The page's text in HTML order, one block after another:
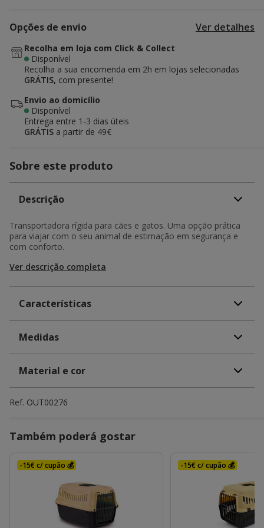
Opções de envio Ver detalhes
Recolha em loja com Click & Collect
Disponível
Recolha a sua encomenda em 2h em lojas selecionadas
GRÁTIS, com presente!
Envio ao domicílio
Disponível
Entrega entre 1-3 dias úteis
GRÁTIS a partir de 49€
Sobre este produto
Descrição
Transportadora rígida para cães e gatos. Uma opção prática
para viajar com o seu animal de estimação em segurança e
com conforto.
Ver descrição completa
Características
Medidas
Material e cor
Ref. OUT00276
Também poderá gostar
-15€ c/ cupão 💰 -15€ c/ cupão 💰